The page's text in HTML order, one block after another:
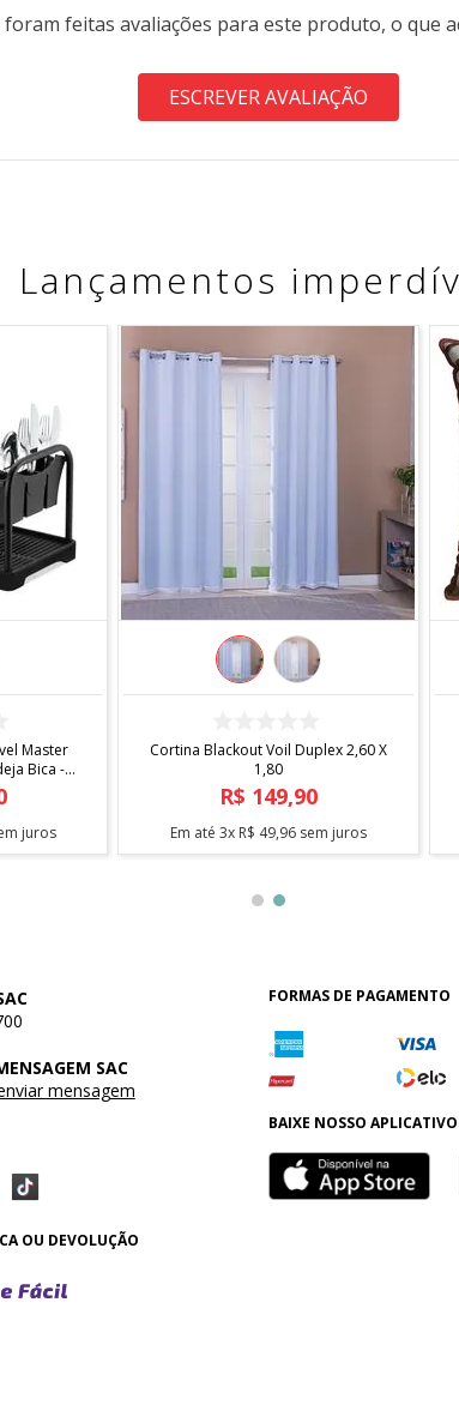
feitas avaliações para este produto, o que
ESCREVER AVALIAÇÃO
Lançamentos
Master
Bica -
juros
Cortina Blackout Voil Duplex 2,60 X
1,80
R$ 149,90
Em até 3x R$ 49,96sem juros
SAC
mensagem
OU DEVOLUÇÃO
FORMAS DE PAGAMENTO
BAIXE NOSSO APLICATIVO